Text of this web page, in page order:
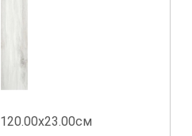
120.00x23.00см